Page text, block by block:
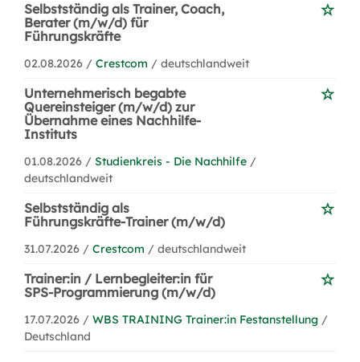
Selbstständig als Trainer, Coach,
Berater (m/w/d) für
Führungskräfte
02.08.2026 / Crestcom / deutschlandweit
Unternehmerisch begabte
Quereinsteiger (m/w/d) zur
Übernahme eines Nachhilfe-
Instituts
01.08.2026 / Studienkreis - Die Nachhilfe /
deutschlandweit
Selbstständig als
Führungskräfte-Trainer (m/w/d)
31.07.2026 / Crestcom / deutschlandweit
Trainer:in / Lernbegleiter:in für
SPS-Programmierung (m/w/d)
17.07.2026 / WBS TRAINING Trainer:in Festanstellung /
Deutschland